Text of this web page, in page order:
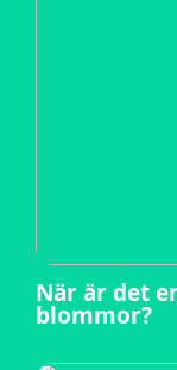
När är det
blommor?